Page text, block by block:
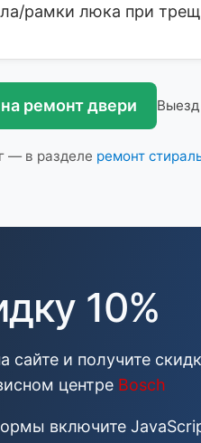
рамки люка при
ремонт двери Выезд
— в разделе ремонт
10%
сайте и получите
центре Bosch
включите